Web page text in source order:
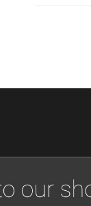
2025年1月
2024年10月
2024年9月